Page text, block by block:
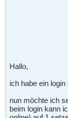
Hallo,
ich habe ein
nun möchte ich
beim login kann